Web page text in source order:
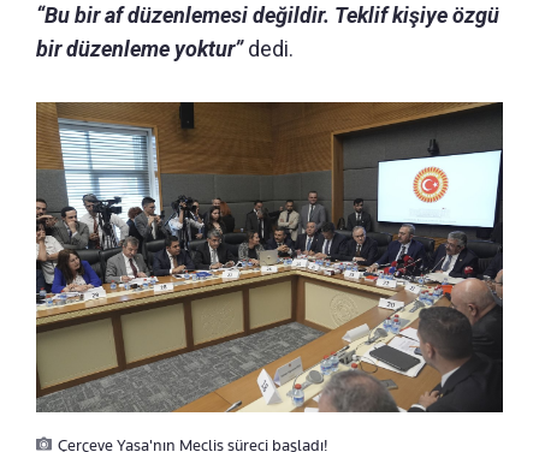
“Bu bir af düzenlemesi değildir. Teklif kişiye özgü
bir düzenleme yoktur”dedi.
Çerçeve Yasa'nın Meclis süreci başladı!